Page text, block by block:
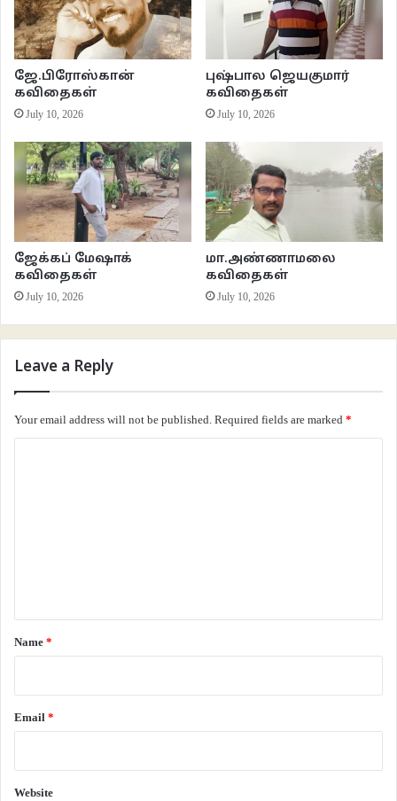
ஜே.பிரோஸ்கான்
கவிதைகள்
July 10, 2026
புஷ்பால ஜெயகுமார்
கவிதைகள்
July 10, 2026
ஜேக்கப் மேஷாக்
கவிதைகள்
July 10, 2026
மா.அண்ணாமலை
கவிதைகள்
July 10, 2026
Leave a Reply
Your email address will not be published. Required fields are marked *
*
Name *
Email *
Website